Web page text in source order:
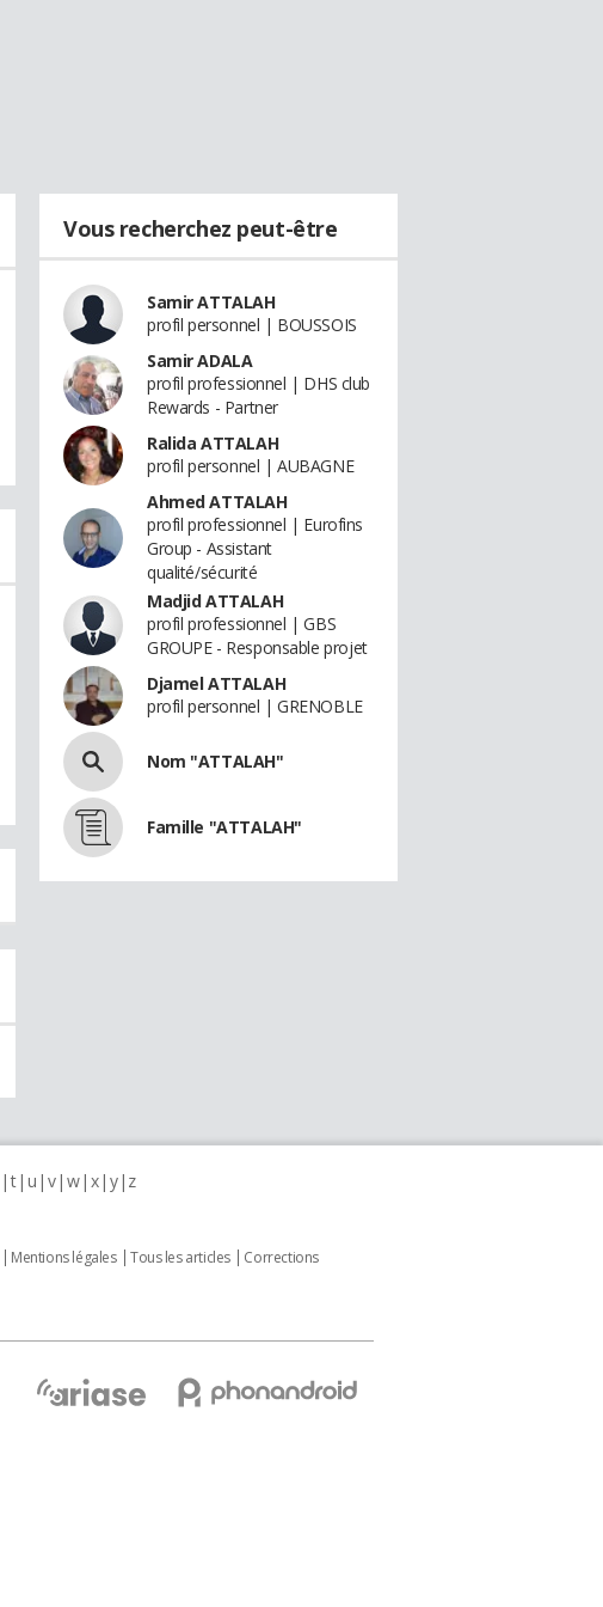
Vous recherchez peut-être
Samir ATTALAH
profil personnel | BOUSSOIS
Samir ADALA
profil professionnel | DHS club
Rewards - Partner
Ralida ATTALAH
profil personnel | AUBAGNE
Ahmed ATTALAH
profil professionnel | Eurofins
Group - Assistant
qualité/sécurité
Madjid ATTALAH
profil professionnel | GBS
GROUPE - Responsable projet
Djamel ATTALAH
profil personnel | GRENOBLE
Nom "ATTALAH"
Famille "ATTALAH"
t u v w x y z
Mentions légales Tous les articles
Corrections